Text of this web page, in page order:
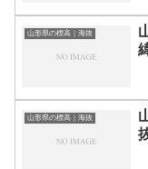
山形県の標高｜海抜
山形県の標高｜海抜